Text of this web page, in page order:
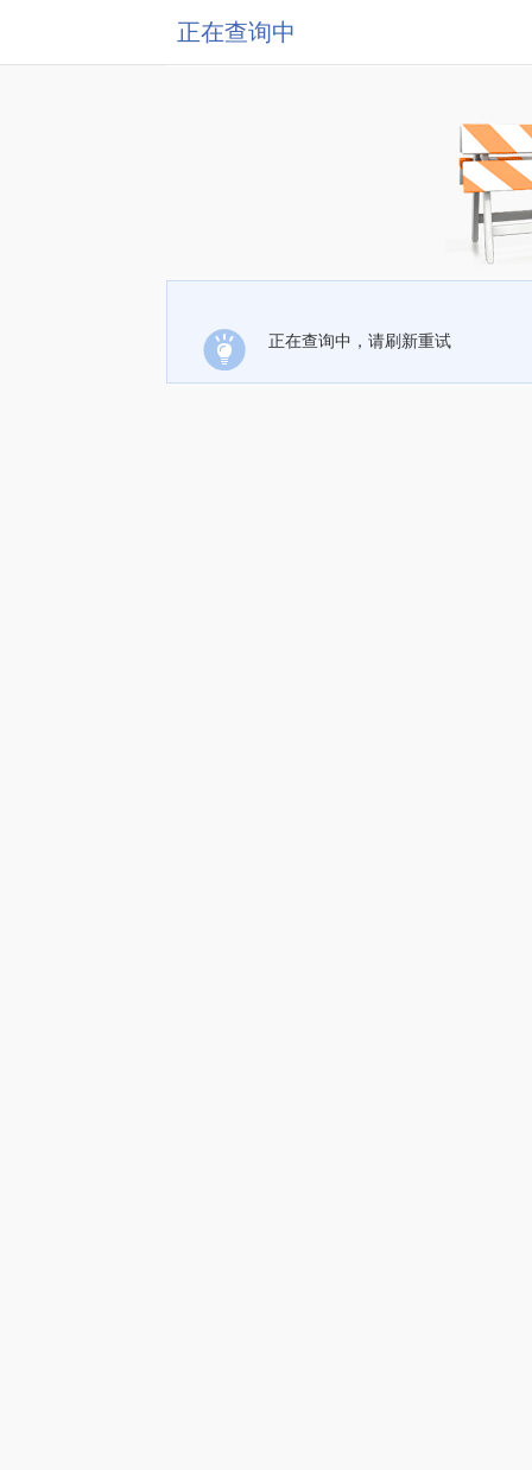
正在查询中
正在查询中，请刷新重试